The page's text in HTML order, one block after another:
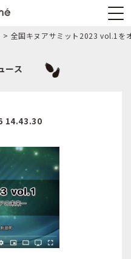
> 全国キヌアサミット2023 vol.1を
ース
14.43.30